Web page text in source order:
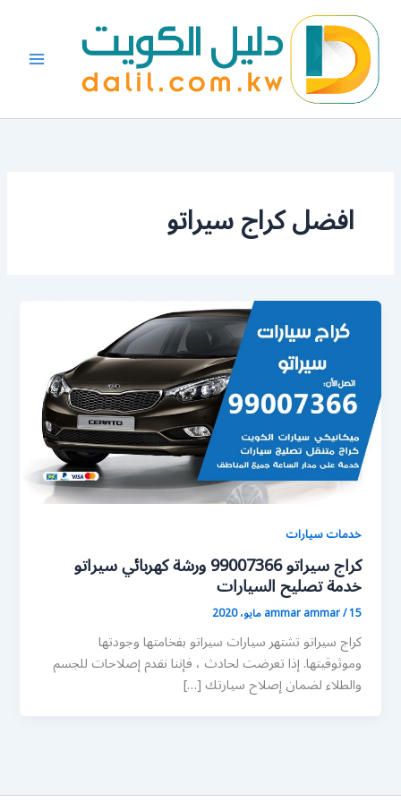
المحتوى
افضل كراج سيراتو
خدمات سيارات
كراج سيراتو 99007366 ورشة كهربائي سيراتو
خدمة تصليح السيارات
ammar ammar/15 مايو، 2020
كراج سيراتو تشتهر سيارات سيراتو بفخامتها وجودتها
وموثوقيتها. إذا تعرضت لحادث ، فإننا نقدم إصلاحات للجسم
والطلاء لضمان إصلاح سيارتك […]